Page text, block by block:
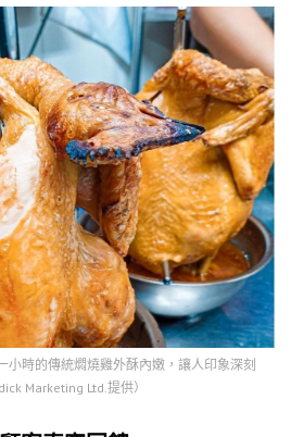
時的傳統燜燒雞外酥內嫩，讓人印象深刻
Marketing Ltd.提供）